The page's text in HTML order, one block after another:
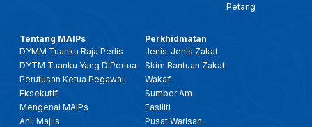
Petang
Tentang MAIPs
DYMM Tuanku Raja Perlis
DYTM Tuanku Yang DiPertua
Perutusan Ketua Pegawai
Eksekutif
Mengenai MAIPs
Ahli Majlis
Perkhidmatan
Jenis-Jenis Zakat
Skim Bantuan Zakat
Wakaf
Sumber Am
Fasiliti
Pusat Warisan